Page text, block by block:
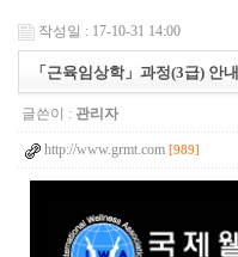
작성일 : 17-10-31 14:00
「근육임상학」과정(3급) 안내
글쓴이 : 관리자
http://www.grmt.com [989]